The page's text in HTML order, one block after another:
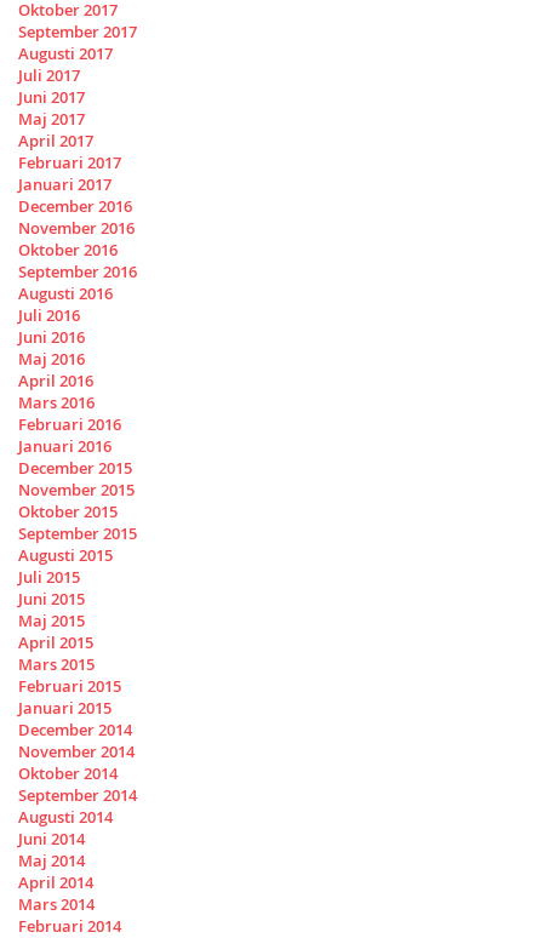
Oktober 2017
September 2017
Augusti 2017
Juli 2017
Juni 2017
Maj 2017
April 2017
Februari 2017
Januari 2017
December 2016
November 2016
Oktober 2016
September 2016
Augusti 2016
Juli 2016
Juni 2016
Maj 2016
April 2016
Mars 2016
Februari 2016
Januari 2016
December 2015
November 2015
Oktober 2015
September 2015
Augusti 2015
Juli 2015
Juni 2015
Maj 2015
April 2015
Mars 2015
Februari 2015
Januari 2015
December 2014
November 2014
Oktober 2014
September 2014
Augusti 2014
Juni 2014
Maj 2014
April 2014
Mars 2014
Februari 2014